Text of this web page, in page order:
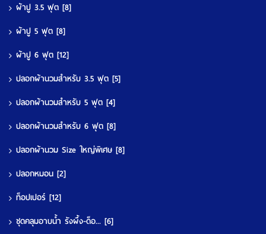
ผ้าปู 3.5 ฟุต [8]
ผ้าปู 5 ฟุต [8]
ผ้าปู 6 ฟุต [12]
ปลอกผ้านวมสำหรับ 3.5 ฟุต [5]
ปลอกผ้านวมสำหรับ 5 ฟุต [4]
ปลอกผ้านวมสำหรับ 6 ฟุต [8]
ปลอกผ้านวม Size ใหญ่พิเศษ [8]
ปลอกหมอน [2]
ท็อปเปอร์ [12]
ชุดคลุมอาบน้ำ รังผึ้ง-ด็อ... [6]